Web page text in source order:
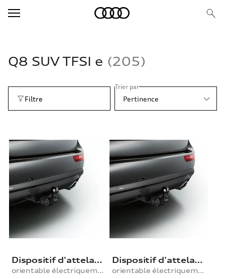
Q8 SUV TFSI e 205
Filtre
Trier par
Pertinence
Dispositif d'attelage
orientable électriquement, avec kit électrique
Dispositif d'attelage
orientable électriquement, avec kit électrique